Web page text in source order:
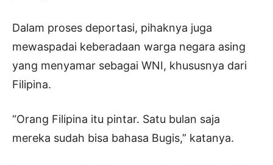
Dalam proses deportasi, pihaknya juga
mewaspadai keberadaan warga negara asing
yang menyamar sebagai WNI, khususnya dari
Filipina.
“Orang Filipina itu pintar. Satu bulan saja
mereka sudah bisa bahasa Bugis,” katanya.